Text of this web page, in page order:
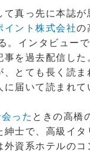
真っ先に本誌が
イント株式会社の
。インタビュー
を過去配信し
とても長く読ま
届いて読まれて
った ときの高橋
士で、高級イ
外資系ホテルの